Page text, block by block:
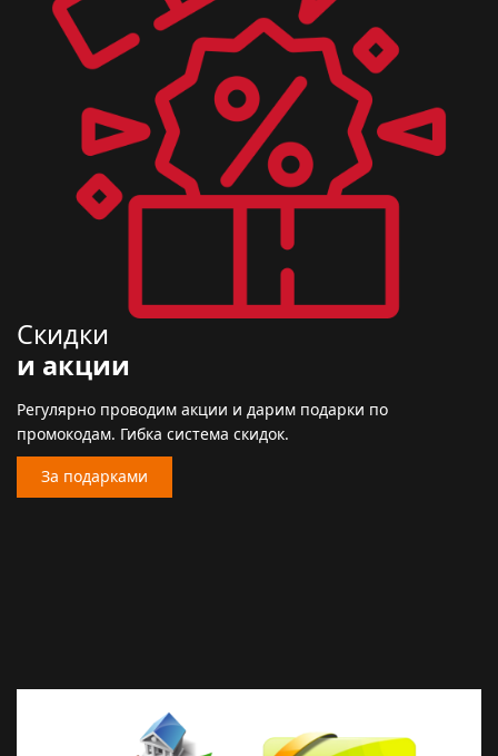
Скидки
и акции
Регулярно проводим акции и дарим подарки по
промокодам. Гибка система скидок.
За подарками